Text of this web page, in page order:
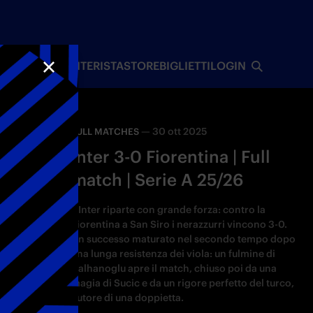
INTERISTASTOREBIGLIETTILOGIN
FULL MATCHES — 30 ott 2025
Inter 3-0 Fiorentina | Full
match | Serie A 25/26
L'Inter riparte con grande forza: contro la
Fiorentina a San Siro i nerazzurri vincono 3-0.
Un successo maturato nel secondo tempo dopo
una lunga resistenza dei viola: un fulmine di
Calhanoglu apre il match, chiuso poi da una
magia di Sucic e da un rigore perfetto del turco,
autore di una doppietta.
CHIUDI